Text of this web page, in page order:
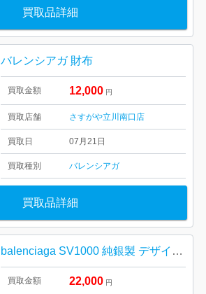
買取品詳細
バレンシアガ 財布
買取金額 12,000 円
買取店舗 さすがや立川南口店
買取日 07月21日
買取種別 バレンシアガ
買取品詳細
balenciaga SV1000 純銀製 デザイナーズリングの買取実績
買取金額 22,000 円